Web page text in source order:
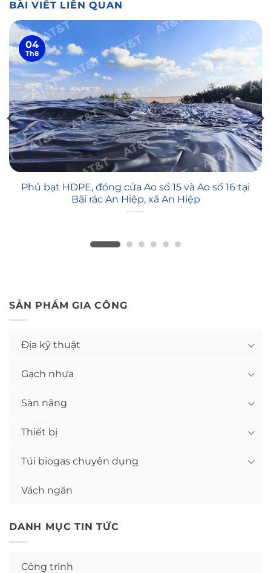
BÀI VIẾT LIÊN QUAN
Phủ bạt HDPE, đóng cửa Ao số 15 và Ao số 16 tại
Bãi rác An Hiệp, xã An Hiệp
04
Th8
SẢN PHẨM GIA CÔNG
Địa kỹ thuật
Gạch nhựa
Sàn nâng
Thiết bị
Túi biogas chuyên dụng
Vách ngăn
DANH MỤC TIN TỨC
Công trình